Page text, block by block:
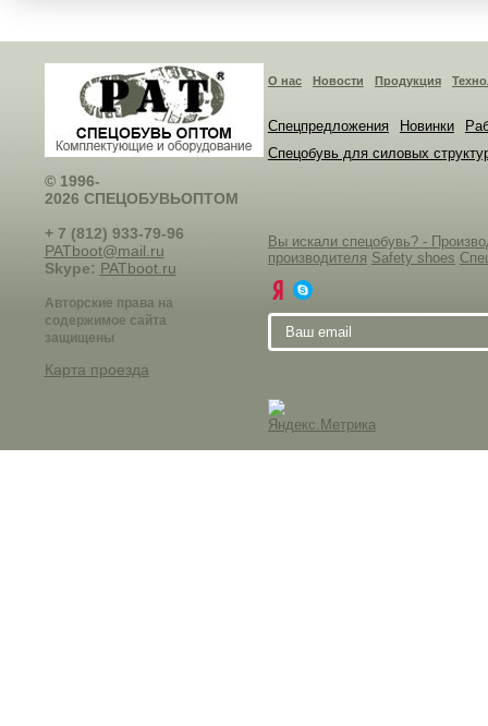
© 1996-
2026 СПЕЦОБУВЬОПТОМ
+ 7 (812) 933-79-96
PATboot@mail.ru
Skype: PATboot.ru
Авторские права на
содержимое сайта
защищены
Карта проезда
О нас Новости Продукция
Спецпредложения Новинки
Спецобувь для силовых
Вы искали спецобувь? -
производителя Safety shoes